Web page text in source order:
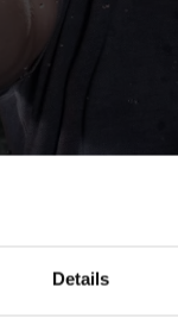
DetailsPress